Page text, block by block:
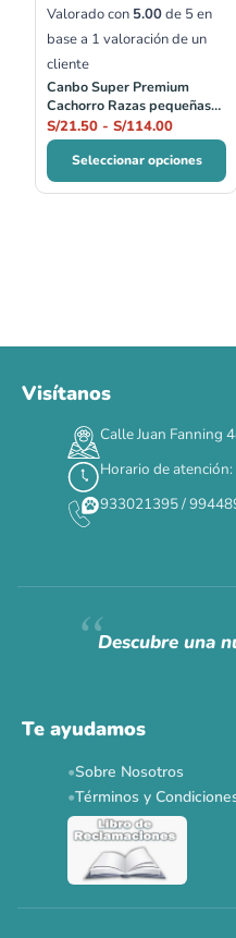
Valorado con 5.00de 5 en
base a 1 valoración de un
cliente
Canbo Super Premium
Cachorro Razas pequeñas
Cordero 1kg y 7 kg
S/21.50 - S/114.00
Seleccionar opciones
DÍAS
Siempre
Ver todas
Visítanos
Calle Juan Fanning
Horario de
933021395 /
Descubre una
Te ayudamos
Sobre Nosotros
Términos y